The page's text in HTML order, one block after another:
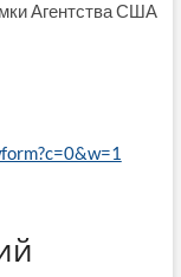
Агентства США